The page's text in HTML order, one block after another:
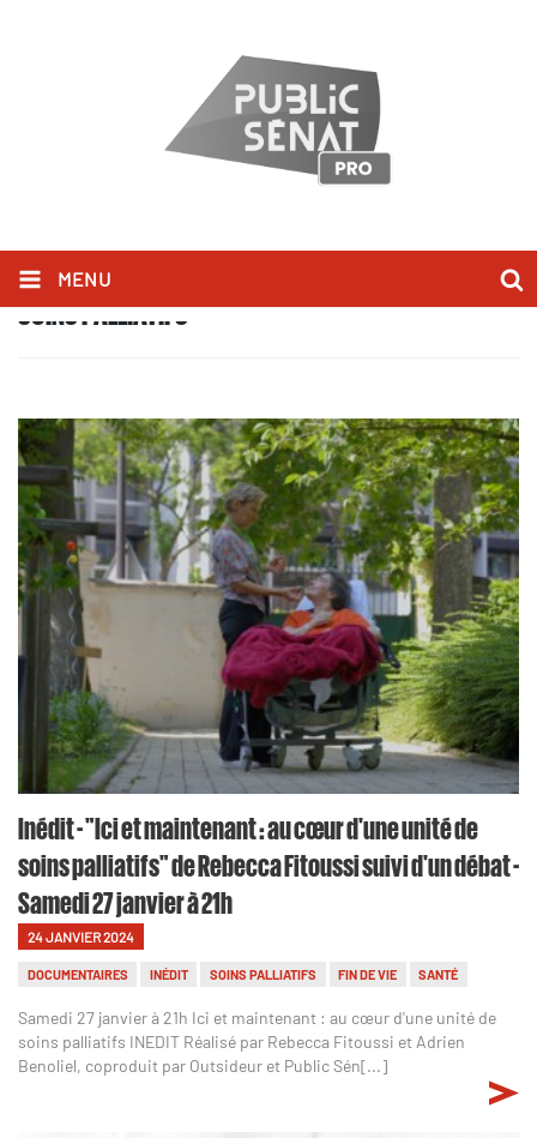
MENU
SOINS PALLIATIFS
Inédit - "Ici et maintenant : au cœur d'une unité de
soins palliatifs" de Rebecca Fitoussi suivi d'un débat -
Samedi 27 janvier à 21h
24 JANVIER 2024
DOCUMENTAIRES INÉDIT SOINS PALLIATIFS FIN DE VIE SANTÉ
Samedi 27 janvier à 21h Ici et maintenant : au cœur d'une unité de
soins palliatifs INEDIT Réalisé par Rebecca Fitoussi et Adrien
Benoliel, coproduit par Outsideur et Public Sén[...]